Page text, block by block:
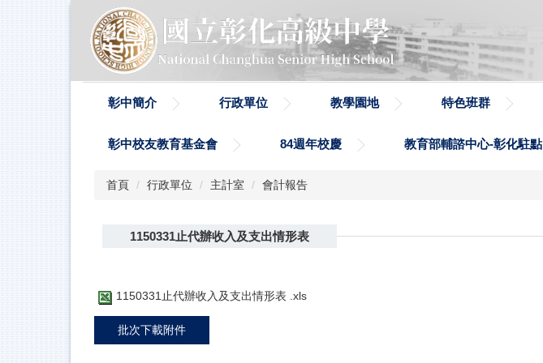
彰中簡介 行政單位 教學園地 特色班群
彰中校友教育基金會 84週年校慶 教育部輔諮中心-彰化駐點
首頁 行政單位 主計室 會計報告
1150331止代辦收入及支出情形表
1150331止代辦收入及支出情形表 .xls
批次下載附件